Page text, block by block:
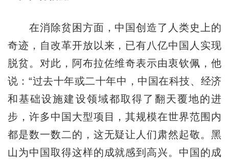
在消除贫困方面，中国创造了人类史上的
奇迹，自改革开放以来，已有八亿中国人实现
脱贫。对此，阿布拉佐维奇表示由衷钦佩，他
说：“过去十年或二十年中，中国在科技、经济
和基础设施建设领域都取得了翻天覆地的进
步，许多中国大型项目，其规模在世界范围内
都是数一数二的，这无疑让人们肃然起敬。黑
山为中国取得这样的成就感到高兴。中国的成